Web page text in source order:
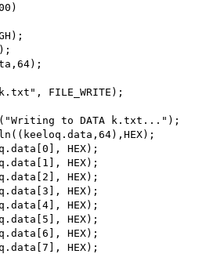
FILE_WRITE);
to DATA k.txt...");
HEX);
HEX);
HEX);
HEX);
HEX);
HEX);
HEX);
HEX);